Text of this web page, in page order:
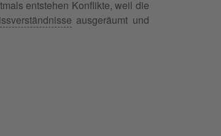
entstehen Konflikte, weil die
ausgeräumt und